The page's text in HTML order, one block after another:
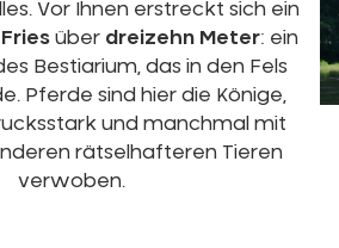
Vor Ihnen erstreckt sich ein
über dreizehn Meter: ein
Bestiarium, das in den Fels
Pferde sind hier die Könige,
und manchmal mit
rätselhafteren Tieren
verwoben.